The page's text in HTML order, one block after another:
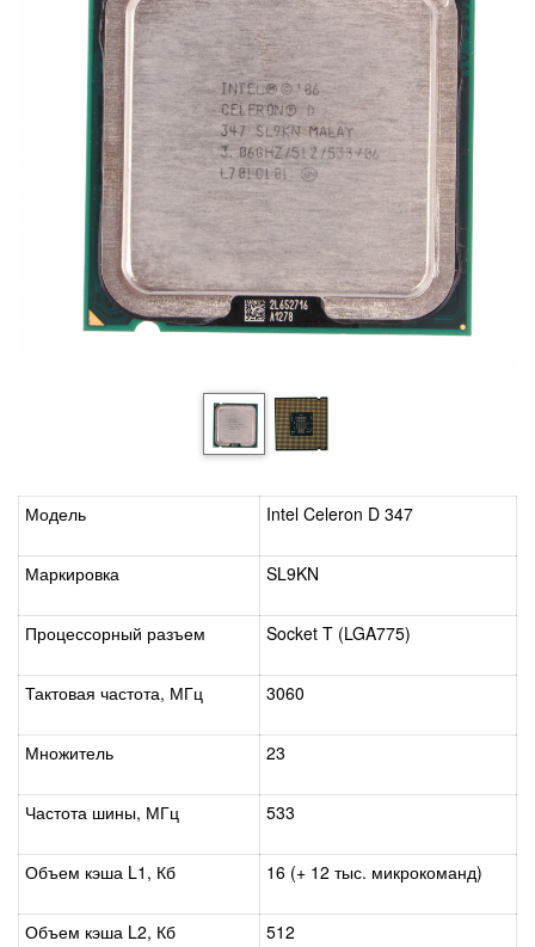
Модель Intel Celeron D 347
Маркировка SL9KN
Процессорный разъем Socket T (LGA775)
Тактовая частота, МГц 3060
Множитель 23
Частота шины, МГц 533
Объем кэша L1, Кб 16 (+ 12 тыс. микрокоманд)
Объем кэша L2, Кб 512